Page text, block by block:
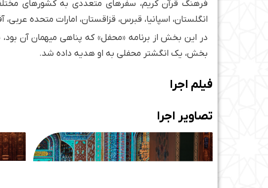
فرهنگ قرآن کریم، سفرهای متعددی به کشورهای مختلف
انگلستان، اسپانیا، قبرس، قزاقستان، امارات متحده
در این بخش از برنامه «محفل» که پناهی میهمان آن
بخش، یک انگشتر محفلی به او هدیه داده شد.
فیلم اجرا
تصاویر اجرا